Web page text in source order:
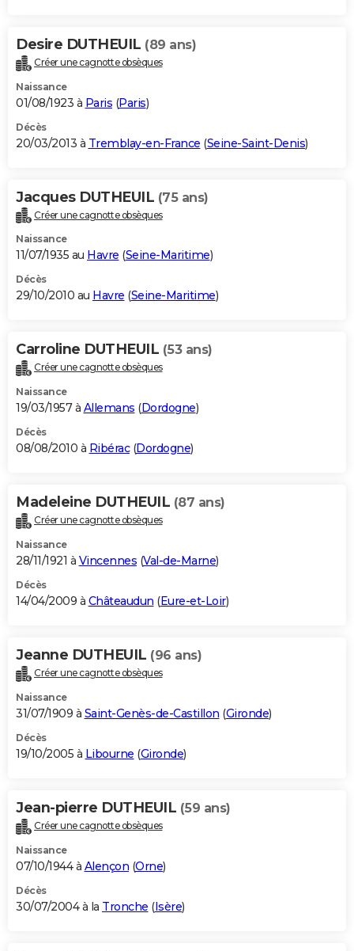
Desire DUTHEUIL (89 ans)
Créer une cagnotte obsèques
Naissance
01/08/1923 à Paris (Paris)
Décès
20/03/2013 à Tremblay-en-France (Seine-Saint-Denis)
Jacques DUTHEUIL (75 ans)
Créer une cagnotte obsèques
Naissance
11/07/1935 au Havre (Seine-Maritime)
Décès
29/10/2010 au Havre (Seine-Maritime)
Carroline DUTHEUIL (53 ans)
Créer une cagnotte obsèques
Naissance
19/03/1957 à Allemans (Dordogne)
Décès
08/08/2010 à Ribérac(Dordogne)
Madeleine DUTHEUIL (87 ans)
Créer une cagnotte obsèques
Naissance
28/11/1921 à Vincennes (Val-de-Marne)
Décès
14/04/2009 à Châteaudun (Eure-et-Loir)
Jeanne DUTHEUIL (96 ans)
Créer une cagnotte obsèques
Naissance
31/07/1909 à Saint-Genès-de-Castillon (Gironde)
Décès
19/10/2005 à Libourne (Gironde)
Jean-pierre DUTHEUIL (59 ans)
Créer une cagnotte obsèques
Naissance
07/10/1944 à Alençon (Orne)
Décès
30/07/2004 à la Tronche (Isère)